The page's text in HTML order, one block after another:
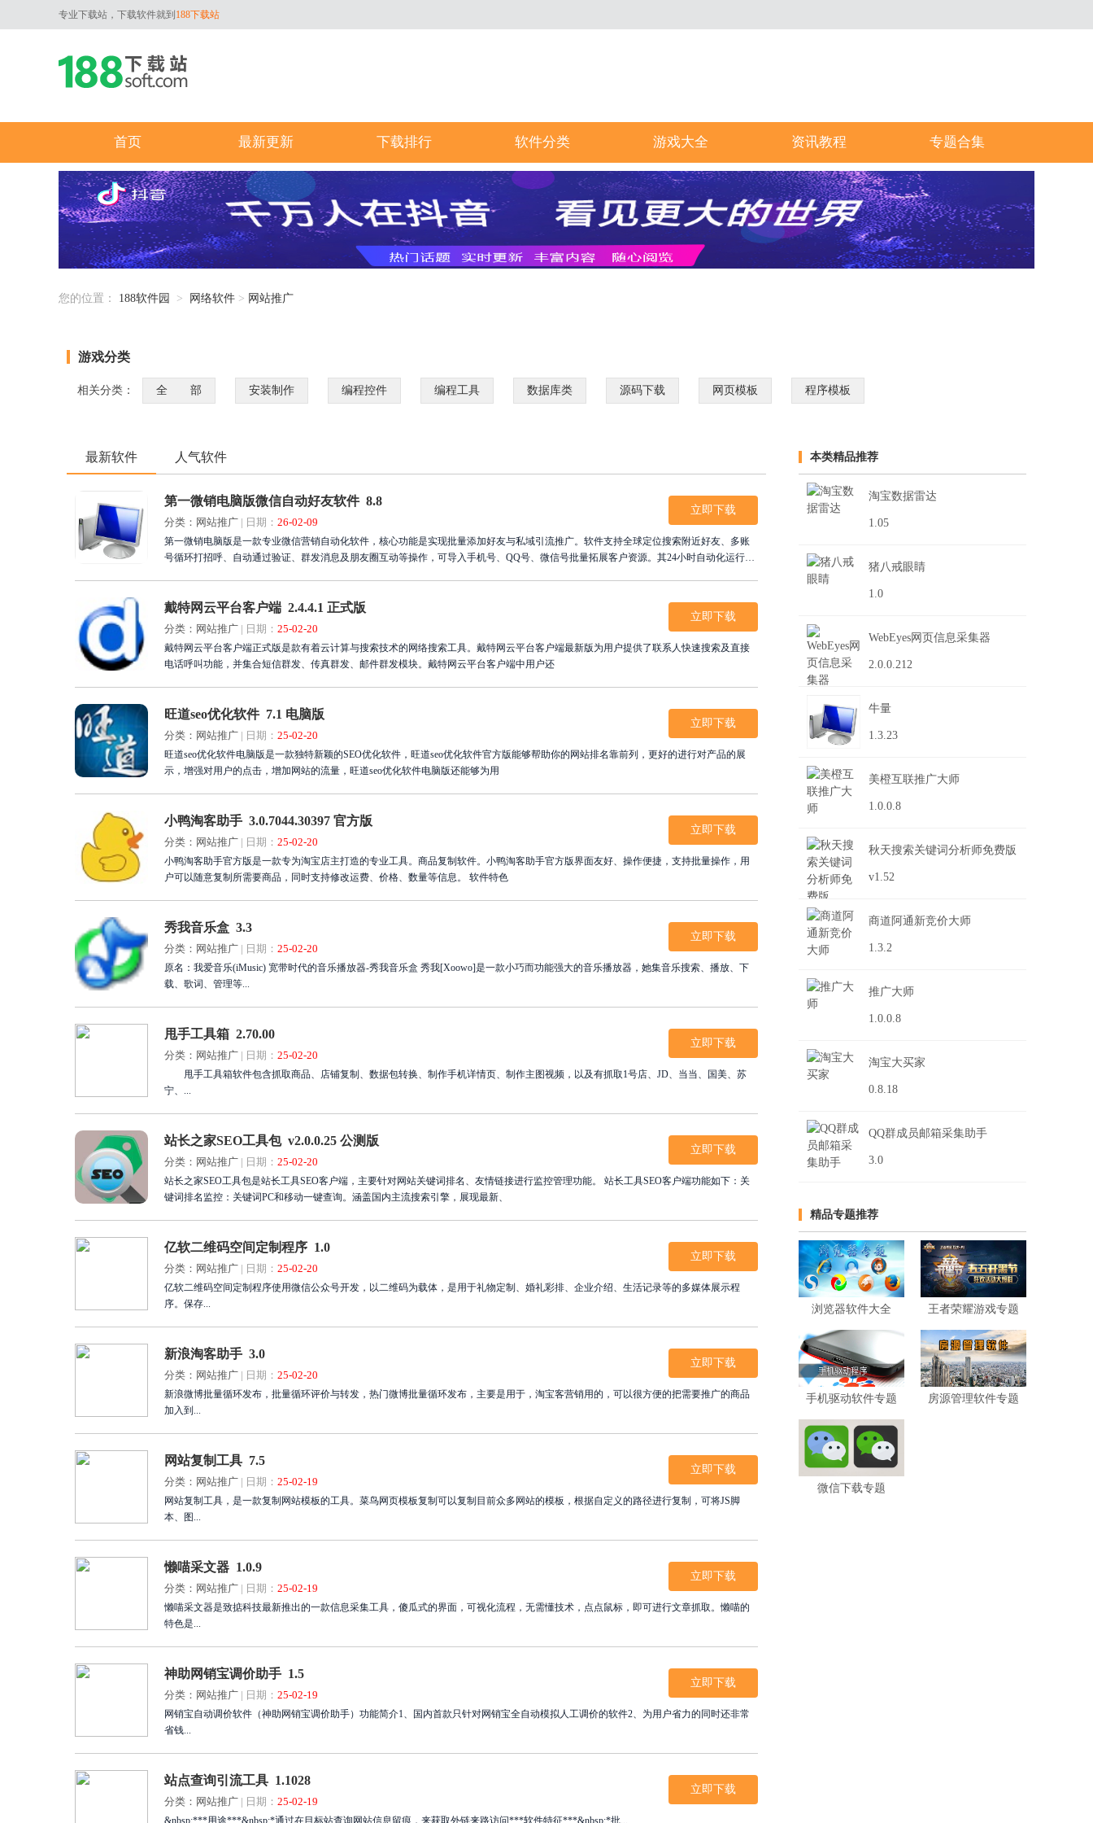
专业下载站，下载软件就到 188下载站
首页 最新更新 下载排行 软件分类 游戏大全 资讯教程 专题合集
您的位置： 188软件园 > 网络软件 > 网站推广
游戏分类
相关分类： 全 部 安装制作 编程控件 编程工具 数据库类 源码下载 网页模板 程序模板
最新软件 人气软件
第一微销电脑版微信自动好友软件 8.8
分类：网站推广 | 日期： 26-02-09
第一微销电脑版是一款专业微信营销自动化软件，核心功能是实现批量添加好友与私域引流推广。软件支持全球定位搜索附近好友、多账
号循环打招呼、自动通过验证、群发消息及朋友圈互动等操作，可导入手机号、QQ号、微信号批量拓展客户资源。其24小时自动化运行模
立即下载
戴特网云平台客户端 2.4.4.1 正式版
分类：网站推广 | 日期： 25-02-20
戴特网云平台客户端正式版是款有着云计算与搜索技术的网络搜索工具。戴特网云平台客户端最新版为用户提供了联系人快速搜索及直接
电话呼叫功能，并集合短信群发、传真群发、邮件群发模块。戴特网云平台客户端中用户还
立即下载
旺道seo优化软件 7.1 电脑版
分类：网站推广 | 日期： 25-02-20
旺道seo优化软件电脑版是一款独特新颖的SEO优化软件，旺道seo优化软件官方版能够帮助你的网站排名靠前列，更好的进行对产品的展
示，增强对用户的点击，增加网站的流量，旺道seo优化软件电脑版还能够为用
立即下载
小鸭淘客助手 3.0.7044.30397 官方版
分类：网站推广 | 日期： 25-02-20
小鸭淘客助手官方版是一款专为淘宝店主打造的专业工具。商品复制软件。小鸭淘客助手官方版界面友好、操作便捷，支持批量操作，用
户可以随意复制所需要商品，同时支持修改运费、价格、数量等信息。 软件特色
立即下载
秀我音乐盒 3.3
分类：网站推广 | 日期： 25-02-20
原名：我爱音乐(iMusic) 宽带时代的音乐播放器-秀我音乐盒 秀我[Xoowo]是一款小巧而功能强大的音乐播放器，她集音乐搜索、播放、下
载、歌词、管理等...
立即下载
甩手工具箱 2.70.00
分类：网站推广 | 日期： 25-02-20
甩手工具箱软件包含抓取商品、店铺复制、数据包转换、制作手机详情页、制作主图视频，以及有抓取1号店、JD、当当、国美、苏
宁、...
立即下载
站长之家SEO工具包 v2.0.0.25 公测版
分类：网站推广 | 日期： 25-02-20
站长之家SEO工具包是站长工具SEO客户端，主要针对网站关键词排名、友情链接进行监控管理功能。 站长工具SEO客户端功能如下：关
键词排名监控：关键词PC和移动一键查询。涵盖国内主流搜索引擎，展现最新、
立即下载
亿软二维码空间定制程序 1.0
分类：网站推广 | 日期： 25-02-20
亿软二维码空间定制程序使用微信公众号开发，以二维码为载体，是用于礼物定制、婚礼彩排、企业介绍、生活记录等的多媒体展示程
序。保存...
立即下载
新浪淘客助手 3.0
分类：网站推广 | 日期： 25-02-20
新浪微博批量循环发布，批量循环评价与转发，热门微博批量循环发布，主要是用于，淘宝客营销用的，可以很方便的把需要推广的商品
加入到...
立即下载
网站复制工具 7.5
分类：网站推广 | 日期： 25-02-19
网站复制工具，是一款复制网站模板的工具。菜鸟网页模板复制可以复制目前众多网站的模板，根据自定义的路径进行复制，可将JS脚
本、图...
立即下载
懒喵采文器 1.0.9
分类：网站推广 | 日期： 25-02-19
懒喵采文器是致掂科技最新推出的一款信息采集工具，傻瓜式的界面，可视化流程，无需懂技术，点点鼠标，即可进行文章抓取。懒喵的
特色是...
立即下载
神助网销宝调价助手 1.5
分类：网站推广 | 日期： 25-02-19
网销宝自动调价软件（神助网销宝调价助手）功能简介1、国内首款只针对网销宝全自动模拟人工调价的软件2、为用户省力的同时还非常
省钱...
立即下载
站点查询引流工具 1.1028
分类：网站推广 | 日期： 25-02-19
&nbsp;***用途***&nbsp;*通过在目标站查询网站信息留痕，来获取外链来路访问***软件特征***&nbsp;*批...
立即下载
本类精品推荐
淘宝数据雷达
1.05
猪八戒眼睛
1.0
WebEyes网页信息采集器
2.0.0.212
牛量
1.3.23
美橙互联推广大师
1.0.0.8
秋天搜索关键词分析师免费版
v1.52
商道阿通新竞价大师
1.3.2
推广大师
1.0.0.8
淘宝大买家
0.8.18
QQ群成员邮箱采集助手
3.0
精品专题推荐
浏览器软件大全 王者荣耀游戏专题
手机驱动软件专题 房源管理软件专题
微信下载专题